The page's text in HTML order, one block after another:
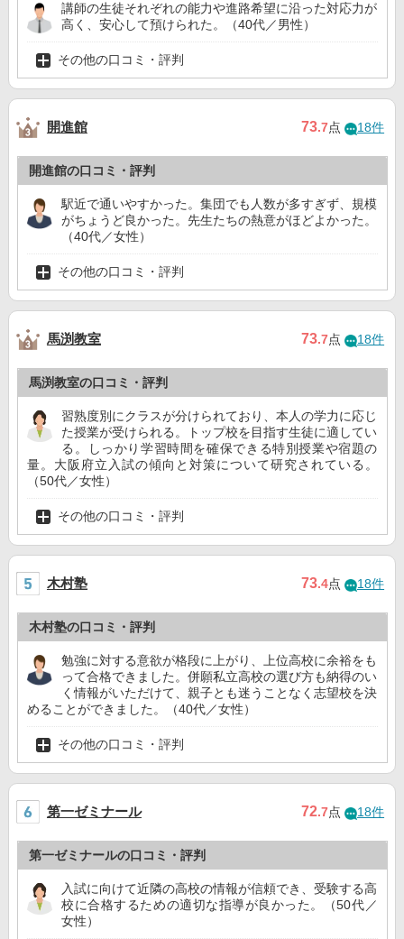
講師の生徒それぞれの能力や進路希望に沿った対応力が
高く、安心して預けられた。（40代／男性）
その他の口コミ・評判
開進館 73.7点 18件
開進館の口コミ・評判
駅近で通いやすかった。集団でも人数が多すぎず、規模
がちょうど良かった。先生たちの熱意がほどよかった。
（40代／女性）
その他の口コミ・評判
馬渕教室 73.7点 18件
馬渕教室の口コミ・評判
習熟度別にクラスが分けられており、本人の学力に応じ
た授業が受けられる。トップ校を目指す生徒に適してい
る。しっかり学習時間を確保できる特別授業や宿題の
量。大阪府立入試の傾向と対策について研究されている。
（50代／女性）
その他の口コミ・評判
木村塾 73.4点 18件
木村塾の口コミ・評判
勉強に対する意欲が格段に上がり、上位高校に余裕をも
って合格できました。併願私立高校の選び方も納得のい
く情報がいただけて、親子とも迷うことなく志望校を決
めることができました。（40代／女性）
その他の口コミ・評判
第一ゼミナール 72.7点 18件
第一ゼミナールの口コミ・評判
入試に向けて近隣の高校の情報が信頼でき、受験する高
校に合格するための適切な指導が良かった。（50代／
女性）